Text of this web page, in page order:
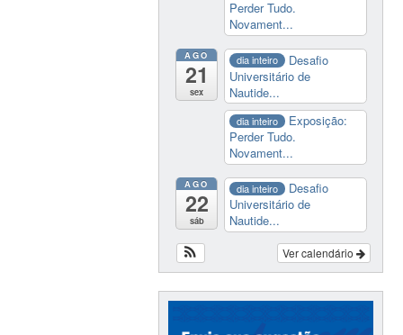
Perder Tudo.
Novament...
AGO
21
sex
dia inteiro
Desafio
Universitário de
Nautide...
dia inteiro
Exposição:
Perder Tudo.
Novament...
AGO
22
sáb
dia inteiro
Desafio
Universitário de
Nautide...
Ver calendário